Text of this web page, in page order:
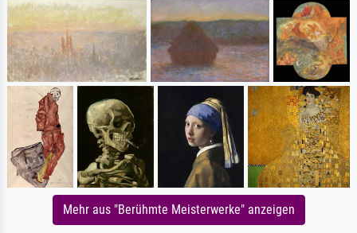
Mehr aus "Berühmte Meisterwerke" anzeigen